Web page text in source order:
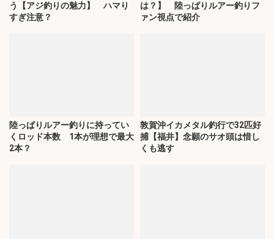
う【アジ釣りの魅力】 ハマり
すぎ注意？
は？】 陸っぱりルアー釣りフ
ァン視点で紹介
陸っぱりルアー釣りに持ってい
くロッド本数 1本が理想で最大
2本？
敦賀沖イカメタル釣行で32匹好
捕【福井】念願のサオ頭は惜し
くも逃す